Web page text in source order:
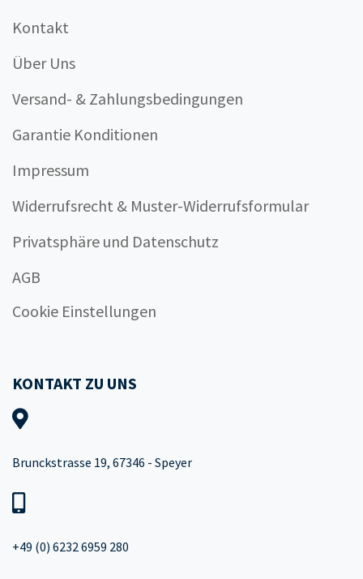
Kontakt
Über Uns
Versand- & Zahlungsbedingungen
Garantie Konditionen
Impressum
Widerrufsrecht & Muster-Widerrufsformular
Privatsphäre und Datenschutz
AGB
Cookie Einstellungen
KONTAKT ZU UNS
Brunckstrasse 19, 67346 - Speyer
+49 (0) 6232 6959 280